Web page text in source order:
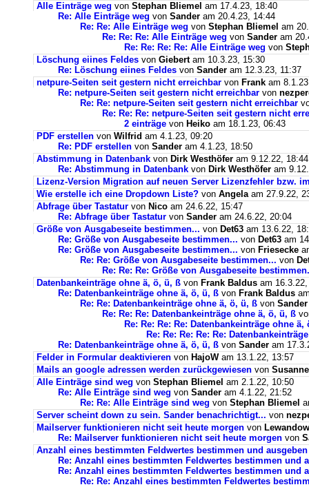
Alle Einträge weg von Stephan Bliemel am 17.4.23, 18:40
Re: Alle Einträge weg von Sander am 20.4.23, 14:44
Re: Re: Alle Einträge weg von Stephan Bliemel am
Re: Re: Re: Alle Einträge weg von Sander am
Re: Re: Re: Re: Alle Einträge weg von
Löschung eiines Feldes von Giebertam 10.3.23, 15:30
Re: Löschung eiines Feldes von Sander am 12.3.23, 11:37
netpure-Seiten seit gestern nicht erreichbar von Frank am
Re: netpure-Seiten seit gestern nicht erreichbar von
Re: Re: netpure-Seiten seit gestern nicht erreichbar
Re: Re: Re: netpure-Seiten seit gestern nicht
2 einträge von Heiko am 18.1.23, 06:43
PDF erstellen von Wilfrid am 4.1.23, 09:20
Re: PDF erstellen von Sander am 4.1.23, 18:50
Abstimmung in Datenbank von Dirk Westhöfer am 9.12.22, 18:44
Re: Abstimmung in Datenbank von Dirk Westhöfer am
Lizenz-Version Migration auf neuen Server Lizenzfehler bzw.
Wie erstelle ich eine Dropdown Liste? von Angela am 27.9.22,
Abfrage über Tastatur von Nico am 24.6.22, 15:47
Re: Abfrage über Tastatur von Sander am 24.6.22, 20:04
Größe von Ausgabeseite bestimmen... von Det63 am 13.6.22,
Re: Größe von Ausgabeseite bestimmen... von Det63 am
Re: Größe von Ausgabeseite bestimmen... von Friesecke
Re: Re: Größe von Ausgabeseite bestimmen... von
Re: Re: Re: Größe von Ausgabeseite
Datenbankeinträge ohne ä, ö, ü, ß von Frank Baldus am
Re: Datenbankeinträge ohne ä, ö, ü, ß von Frank Baldus
Re: Re: Datenbankeinträge ohne ä, ö, ü, ß von Sander
Re: Re: Re: Datenbankeinträge ohne ä, ö, ü, ß
Re: Re: Re: Re: Datenbankeinträge ohne ä,
Re: Re: Re: Re: Re:
Re: Datenbankeinträge ohne ä, ö, ü, ß von Sander am
Felder in Formular deaktivieren von HajoWam 13.1.22, 13:57
Mails an google adressen werden zurückgewiesen von Susanne
Alle Einträge sind weg von Stephan Bliemel am 2.1.22, 10:50
Re: Alle Einträge sind weg von Sander am 4.1.22, 21:52
Re: Re: Alle Einträge sind weg von Stephan Bliemel
Server scheint down zu sein. Sander benachrichtigt... von
Mailserver funktionieren nicht seit heute morgen von
Re: Mailserver funktionieren nicht seit heute morgen von
Anzahl eines bestimmten Feldwertes bestimmen und ausgeben
Re: Anzahl eines bestimmten Feldwertes bestimmen und
Re: Anzahl eines bestimmten Feldwertes bestimmen und
Re: Re: Anzahl eines bestimmten Feldwertes